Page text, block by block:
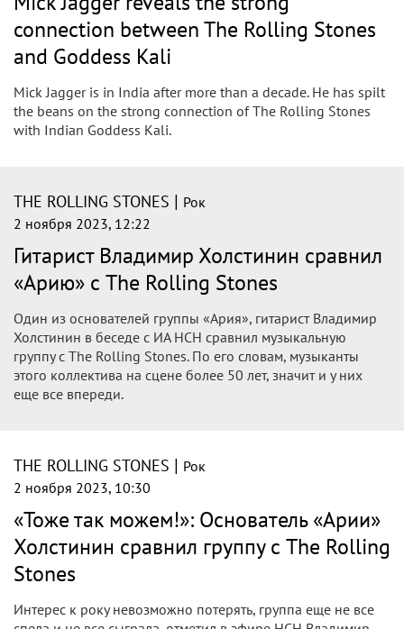
THE ROLLING STONES
16 ноября 2023, 15:26
Mick Jagger reveals the strong
connection between The Rolling Stones
and Goddess Kali